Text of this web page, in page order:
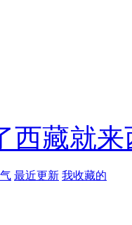
西藏就来
最近更新 我收藏的